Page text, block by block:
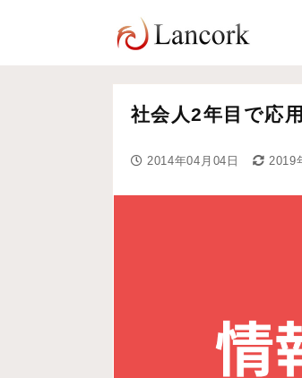
社会人2年目で応
2014年04月04日 2019